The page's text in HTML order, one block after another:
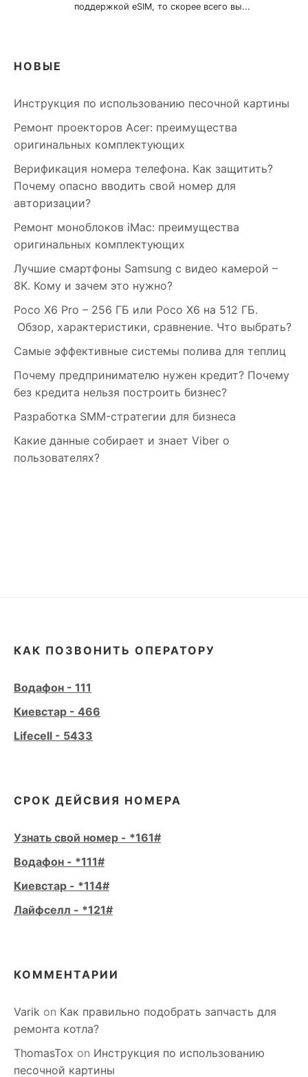
НОВЫЕ
Инструкция по использованию песочной картины
Ремонт проекторов Acer: преимущества
оригинальных комплектующих
Верификация номера телефона. Как защитить?
Почему опасно вводить свой номер для
авторизации?
Ремонт моноблоков iMac: преимущества
оригинальных комплектующих
Лучшие смартфоны Samsung c видео камерой –
8K. Кому и зачем это нужно?
Poco X6 Pro – 256 ГБ или Poco X6 на 512 ГБ.
Обзор, характеристики, сравнение. Что выбрать?
Самые эффективные системы полива для теплиц
Почему предпринимателю нужен кредит? Почему
без кредита нельзя построить бизнес?
Разработка SMM-стратегии для бизнеса
Какие данные собирает и знает Viber о
пользователях?
КАК ПОЗВОНИТЬ ОПЕРАТОРУ
Водафон - 111
Киевстар - 466
Lifecell - 5433
СРОК ДЕЙСВИЯ НОМЕРА
Узнать свой номер - *161#
Водафон - *111#
Киевстар - *114#
Лайфселл - *121#
КОММЕНТАРИИ
Varik on Как правильно подобрать запчасть для
ремонта котла?
ThomasTox on Инструкция по использованию
песочной картины